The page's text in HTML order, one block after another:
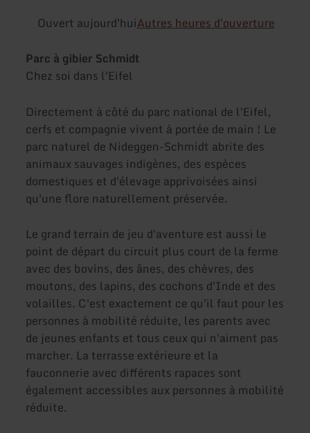
Ouvert aujourd'huiAutres heures d'ouverture
Parc à gibier Schmidt
Chez soi dans l'Eifel
Directement à côté du parc national de l'Eifel,
cerfs et compagnie vivent à portée de main ! Le
parc naturel de Nideggen-Schmidt abrite des
animaux sauvages indigènes, des espèces
domestiques et d'élevage apprivoisées ainsi
qu'une flore naturellement préservée.
Le grand terrain de jeu d'aventure est aussi le
point de départ du circuit plus court de la ferme
avec des bovins, des ânes, des chèvres, des
moutons, des lapins, des cochons d'Inde et des
volailles. C'est exactement ce qu'il faut pour les
personnes à mobilité réduite, les parents avec
de jeunes enfants et tous ceux qui n'aiment pas
marcher. La terrasse extérieure et la
fauconnerie avec différents rapaces sont
également accessibles aux personnes à mobilité
réduite.